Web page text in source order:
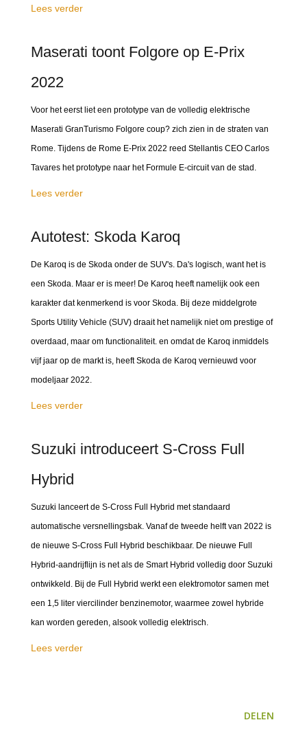
Lees verder
Maserati toont Folgore op E-Prix
2022
Voor het eerst liet een prototype van de volledig elektrische
Maserati GranTurismo Folgore coup? zich zien in de straten van
Rome. Tijdens de Rome E-Prix 2022 reed Stellantis CEO Carlos
Tavares het prototype naar het Formule E-circuit van de stad.
Lees verder
Autotest: Skoda Karoq
De Karoq is de Skoda onder de SUV's. Da's logisch, want het is
een Skoda. Maar er is meer! De Karoq heeft namelijk ook een
karakter dat kenmerkend is voor Skoda. Bij deze middelgrote
Sports Utility Vehicle (SUV) draait het namelijk niet om prestige of
overdaad, maar om functionaliteit. en omdat de Karoq inmiddels
vijf jaar op de markt is, heeft Skoda de Karoq vernieuwd voor
modeljaar 2022.
Lees verder
Suzuki introduceert S-Cross Full
Hybrid
Suzuki lanceert de S-Cross Full Hybrid met standaard
automatische versnellingsbak. Vanaf de tweede helft van 2022 is
de nieuwe S-Cross Full Hybrid beschikbaar. De nieuwe Full
Hybrid-aandrijflijn is net als de Smart Hybrid volledig door Suzuki
ontwikkeld. Bij de Full Hybrid werkt een elektromotor samen met
een 1,5 liter viercilinder benzinemotor, waarmee zowel hybride
kan worden gereden, alsook volledig elektrisch.
Lees verder
DELEN